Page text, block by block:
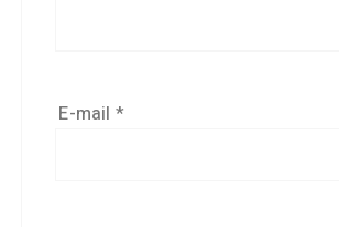
E-mail *